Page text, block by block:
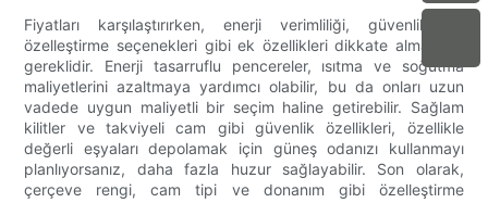
Fiyatları karşılaştırırken, enerji verimliliği, güvenlik ve
özelleştirme seçenekleri gibi ek özellikleri dikkate almak da
gereklidir. Enerji tasarruflu pencereler, ısıtma ve soğutma
maliyetlerini azaltmaya yardımcı olabilir, bu da onları uzun
vadede uygun maliyetli bir seçim haline getirebilir. Sağlam
kilitler ve takviyeli cam gibi güvenlik özellikleri, özellikle
değerli eşyaları depolamak için güneş odanızı kullanmayı
planlıyorsanız, daha fazla huzur sağlayabilir. Son olarak,
çerçeve rengi, cam tipi ve donanım gibi özelleştirme